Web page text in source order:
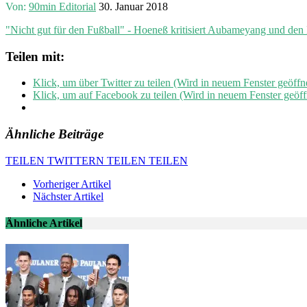
Von: 90min Editorial 30. Januar 2018
"Nicht gut für den Fußball" - Hoeneß kritisiert Aubameyang und
Teilen mit:
Klick, um über Twitter zu teilen (Wird in neuem Fenster
Klick, um auf Facebook zu teilen (Wird in neuem Fenster
Ähnliche Beiträge
TEILEN TWITTERN TEILEN TEILEN
Vorheriger Artikel
Nächster Artikel
Ähnliche Artikel